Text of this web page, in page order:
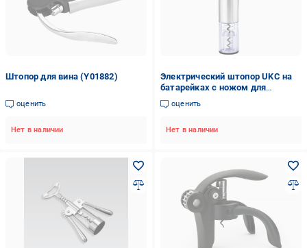
Штопор для вина (Y01882)
оценить
Нет в наличии
Электрический штопор UKC на
батарейках с ножом для
обрезания фольги
оценить
Нет в наличии